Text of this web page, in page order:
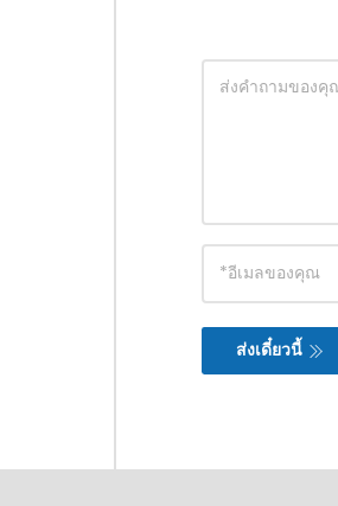
ส่งเดี๋ยวนี้